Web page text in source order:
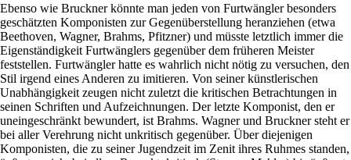
Ebenso wie Bruckner könnte man jeden von Furtwängler besonders
geschätzten Komponisten zur Gegenüberstellung heranziehen (etwa
Beethoven, Wagner, Brahms, Pfitzner) und müsste letztlich immer die
Eigenständigkeit Furtwänglers gegenüber dem früheren Meister
feststellen. Furtwängler hatte es wahrlich nicht nötig zu versuchen, den
Stil irgend eines Anderen zu imitieren. Von seiner künstlerischen
Unabhängigkeit zeugen nicht zuletzt die kritischen Betrachtungen in
seinen Schriften und Aufzeichnungen. Der letzte Komponist, den er
uneingeschränkt bewundert, ist Brahms. Wagner und Bruckner steht er
bei aller Verehrung nicht unkritisch gegenüber. Über diejenigen
Komponisten, die zu seiner Jugendzeit im Zenit ihres Ruhmes standen,